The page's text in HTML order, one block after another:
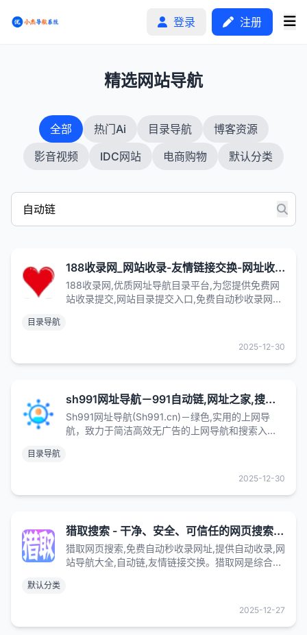
登录 注册
分类排行
申请收录
精选网站导航
全部 热门Ai 目录导航
博客资源
影音视频
IDC网站 电商购物 默认分类
188收录网_网站收录-友情链接交换-网址收录-自动秒收录
188收录网,优质网址导航目录平台,为您提供免费网
站收录提交,网站目录提交入口,免费自动秒收录网址,
目录导航
2025-12-30
sh991网址导航－991自动链,网址之家,搜索大全,绿色,快速,安全的专业导航站
Sh991网址导航(Sh991.cn)－绿色,实用的上网导
航，致力于简洁高效无广告的上网导航和搜索入
目录导航
2025-12-30
猎取搜索 - 干净、安全、可信任的网页搜索引擎
猎取网页搜索,免费自动秒收录网址,提供自动收录,网
站导航大全,自动链,友情链接交换。猎取网是综合资
默认分类
2025-12-27